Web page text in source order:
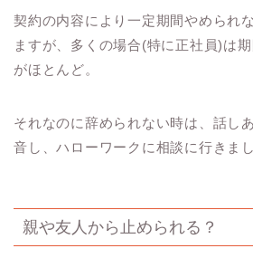
契約の内容により一定期間やめられ
ますが、多くの場合(特に正社員)は
がほとんど。
それなのに辞められない時は、話し
音し、ハローワークに相談に行きまし
親や友人から止められる？